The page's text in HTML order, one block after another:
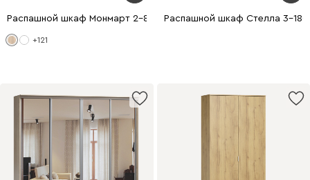
Распашной шкаф Монмарт 2-80x210 Дуб Сонома
+121
Распашной шкаф Стелла 3-